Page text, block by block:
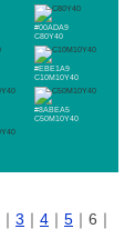
#00ADA9
C80Y40
#EBE1A9
C10M10Y40
#8ABEA5
C50M10Y40
｜ 3 ｜ 4 ｜ 5 ｜6｜